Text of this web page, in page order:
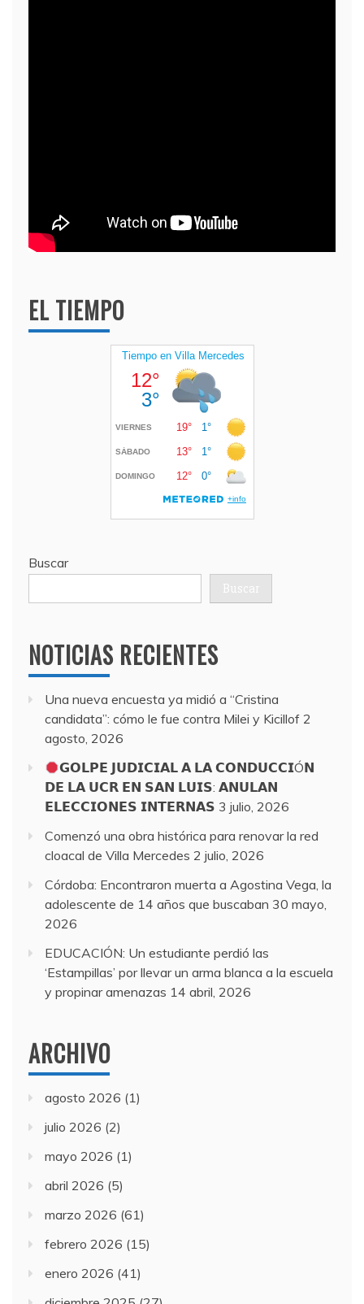
EL TIEMPO
Buscar
Buscar
NOTICIAS RECIENTES
Una nueva encuesta ya midió a “Cristina
candidata”: cómo le fue contra Milei y Kicillof 2
agosto, 2026
𝗚𝗢𝗟𝗣𝗘 𝗝𝗨𝗗𝗜𝗖𝗜𝗔𝗟 𝗔 𝗟𝗔 𝗖𝗢𝗡𝗗𝗨𝗖𝗖𝗜Ó𝗡
𝗗𝗘 𝗟𝗔 𝗨𝗖𝗥 𝗘𝗡 𝗦𝗔𝗡 𝗟𝗨𝗜𝗦: 𝗔𝗡𝗨𝗟𝗔𝗡
𝗘𝗟𝗘𝗖𝗖𝗜𝗢𝗡𝗘𝗦 𝗜𝗡𝗧𝗘𝗥𝗡𝗔𝗦 3 julio, 2026
Comenzó una obra histórica para renovar la red
cloacal de Villa Mercedes 2 julio, 2026
Córdoba: Encontraron muerta a Agostina Vega, la
adolescente de 14 años que buscaban 30 mayo,
2026
EDUCACIÓN: Un estudiante perdió las
‘Estampillas’ por llevar un arma blanca a la escuela
y propinar amenazas 14 abril, 2026
ARCHIVO
agosto 2026 (1)
julio 2026 (2)
mayo 2026 (1)
abril 2026 (5)
marzo 2026 (61)
febrero 2026 (15)
enero 2026 (41)